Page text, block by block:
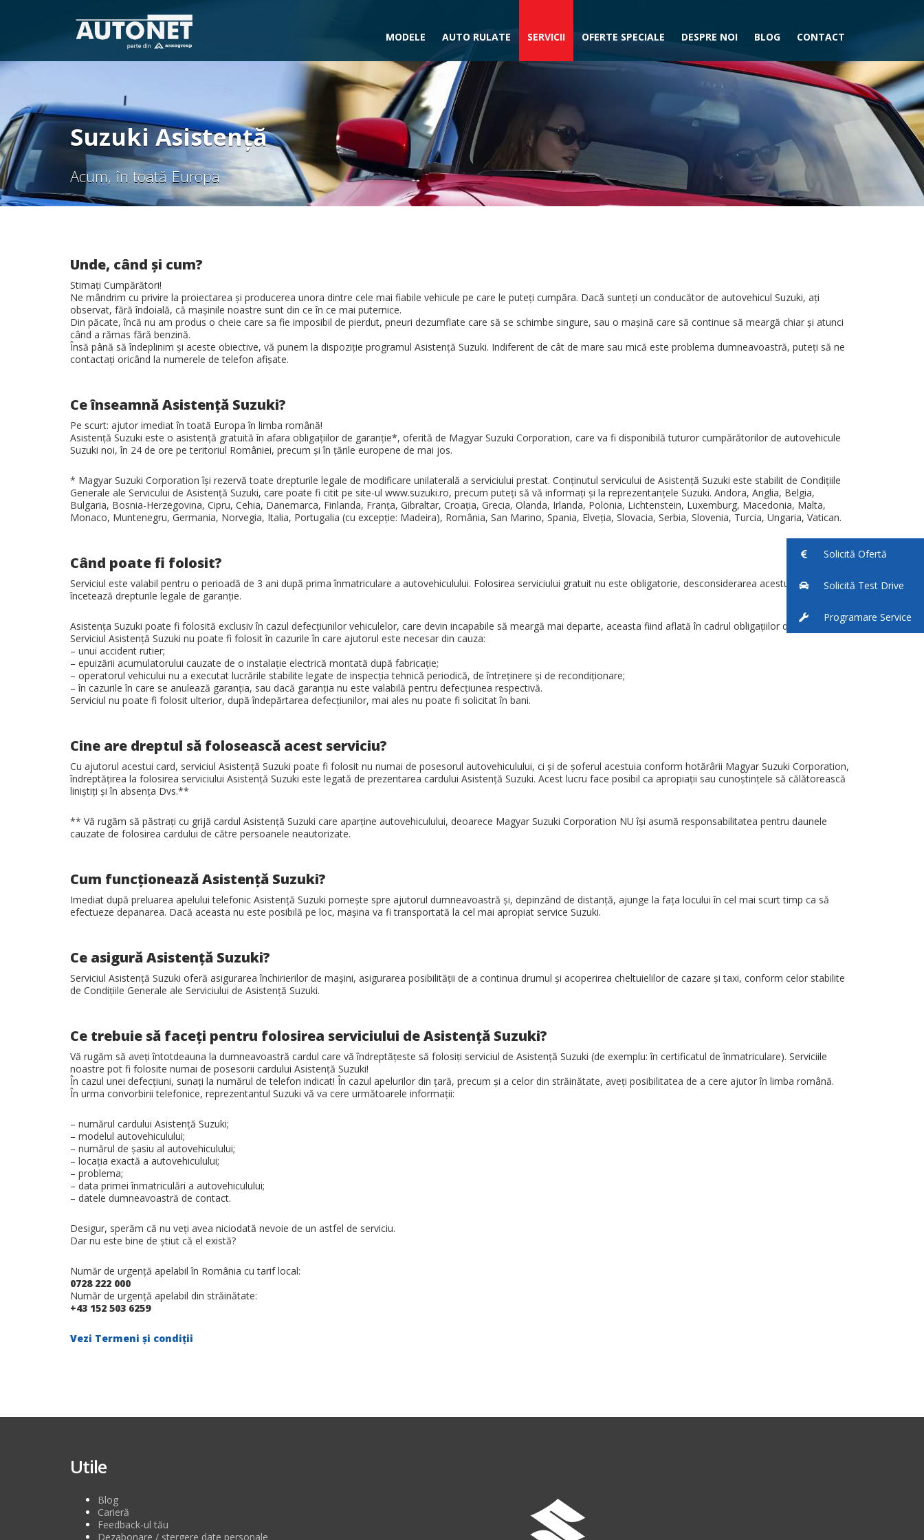
MODELE AUTO RULATE SERVICII OFERTE SPECIALE DESPRE NOI BLOG CONTACT
Suzuki Asistență
Acum, în toată Europa
Unde, când şi cum?
Stimaţi Cumpărători!
Ne mândrim cu privire la proiectarea şi producerea unora dintre cele mai fiabile vehicule pe care le puteţi cumpăra. Dacă sunteţi un conducător de autovehicul Suzuki, aţi
observat, fără îndoială, că maşinile noastre sunt din ce în ce mai puternice.
Din păcate, încă nu am produs o cheie care sa fie imposibil de pierdut, pneuri dezumflate care să se schimbe singure, sau o maşină care să continue să meargă chiar şi atunci
când a rămas fără benzină.
Însă până să îndeplinim şi aceste obiective, vă punem la dispoziţie programul Asistenţă Suzuki. Indiferent de cât de mare sau mică este problema dumneavoastră, puteţi să ne
contactaţi oricând la numerele de telefon afişate.
Ce înseamnă Asistenţă Suzuki?
Pe scurt: ajutor imediat în toată Europa în limba română!
Asistenţă Suzuki este o asistenţă gratuită în afara obligaţiilor de garanţie*, oferită de Magyar Suzuki Corporation, care va fi disponibilă tuturor cumpărătorilor de autovehicule
Suzuki noi, în 24 de ore pe teritoriul României, precum şi în ţările europene de mai jos.
* Magyar Suzuki Corporation îşi rezervă toate drepturile legale de modificare unilaterală a serviciului prestat. Conţinutul servicului de Asistenţă Suzuki este stabilit de Condiţiile
Generale ale Servicului de Asistenţă Suzuki, care poate fi citit pe site-ul www.suzuki.ro, precum puteţi să vă informaţi şi la reprezentanţele Suzuki. Andora, Anglia, Belgia,
Bulgaria, Bosnia-Herzegovina, Cipru, Cehia, Danemarca, Finlanda, Franţa, Gibraltar, Croaţia, Grecia, Olanda, Irlanda, Polonia, Lichtenstein, Luxemburg, Macedonia, Malta,
Monaco, Muntenegru, Germania, Norvegia, Italia, Portugalia (cu excepţie: Madeira), România, San Marino, Spania, Elveţia, Slovacia, Serbia, Slovenia, Turcia, Ungaria, Vatican.
Când poate fi folosit?
Serviciul este valabil pentru o perioadă de 3 ani după prima înmatriculare a autovehiculului. Folosirea serviciului gratuit nu este obligatorie, desconsiderarea acestuia nu
încetează drepturile legale de garanţie.
Asistenţa Suzuki poate fi folosită exclusiv în cazul defecţiunilor vehiculelor, care devin incapabile să meargă mai departe, aceasta fiind aflată în cadrul obligaţiilor de garanţie.
Serviciul Asistenţă Suzuki nu poate fi folosit în cazurile în care ajutorul este necesar din cauza:
– unui accident rutier;
– epuizării acumulatorului cauzate de o instalaţie electrică montată după fabricaţie;
– operatorul vehicului nu a executat lucrările stabilite legate de inspecţia tehnică periodică, de întreţinere şi de recondiţionare;
– în cazurile în care se anulează garanţia, sau dacă garanţia nu este valabilă pentru defecţiunea respectivă.
Serviciul nu poate fi folosit ulterior, după îndepărtarea defecţiunilor, mai ales nu poate fi solicitat în bani.
Cine are dreptul să folosească acest serviciu?
Cu ajutorul acestui card, serviciul Asistenţă Suzuki poate fi folosit nu numai de posesorul autovehiculului, ci şi de şoferul acestuia conform hotărârii Magyar Suzuki Corporation,
îndreptăţirea la folosirea serviciului Asistenţă Suzuki este legată de prezentarea cardului Asistenţă Suzuki. Acest lucru face posibil ca apropiaţii sau cunoştinţele să călătorească
liniştiţi şi în absenţa Dvs.**
** Vă rugăm să păstraţi cu grijă cardul Asistenţă Suzuki care aparţine autovehiculului, deoarece Magyar Suzuki Corporation NU îşi asumă responsabilitatea pentru daunele
cauzate de folosirea cardului de către persoanele neautorizate.
Cum funcţionează Asistenţă Suzuki?
Imediat după preluarea apelului telefonic Asistenţă Suzuki porneşte spre ajutorul dumneavoastră şi, depinzând de distanţă, ajunge la faţa locului în cel mai scurt timp ca să
efectueze depanarea. Dacă aceasta nu este posibilă pe loc, maşina va fi transportată la cel mai apropiat service Suzuki.
Ce asigură Asistenţă Suzuki?
Serviciul Asistenţă Suzuki oferă asigurarea închirierilor de maşini, asigurarea posibilităţii de a continua drumul şi acoperirea cheltuielilor de cazare şi taxi, conform celor stabilite
de Condiţiile Generale ale Serviciului de Asistenţă Suzuki.
Ce trebuie să faceţi pentru folosirea serviciului de Asistenţă Suzuki?
Vă rugăm să aveţi întotdeauna la dumneavoastră cardul care vă îndreptăţeste să folosiţi serviciul de Asistenţă Suzuki (de exemplu: în certificatul de înmatriculare). Serviciile
noastre pot fi folosite numai de posesorii cardului Asistenţă Suzuki!
În cazul unei defecţiuni, sunaţi la numărul de telefon indicat! În cazul apelurilor din ţară, precum şi a celor din străinătate, aveţi posibilitatea de a cere ajutor în limba română.
În urma convorbirii telefonice, reprezentantul Suzuki vă va cere următoarele informaţii:
– numărul cardului Asistenţă Suzuki;
– modelul autovehiculului;
– numărul de şasiu al autovehiculului;
– locaţia exactă a autovehiculului;
– problema;
– data primei înmatriculări a autovehiculului;
– datele dumneavoastră de contact.
Desigur, sperăm că nu veţi avea niciodată nevoie de un astfel de serviciu.
Dar nu este bine de ştiut că el există?
Număr de urgenţă apelabil în România cu tarif local:
0728 222 000
Număr de urgenţă apelabil din străinătate:
+43 152 503 6259
Vezi Termeni și condiții
Utile
Blog
Carieră
Feedback-ul tău
Dezabonare / ștergere date personale
Solicită Ofertă
Solicită Test Drive
Programare Service